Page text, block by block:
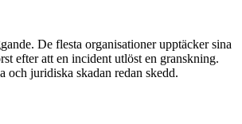
De flesta organisationer upptäcker sina
efter att en incident utlöst en granskning.
och juridiska skadan redan skedd.